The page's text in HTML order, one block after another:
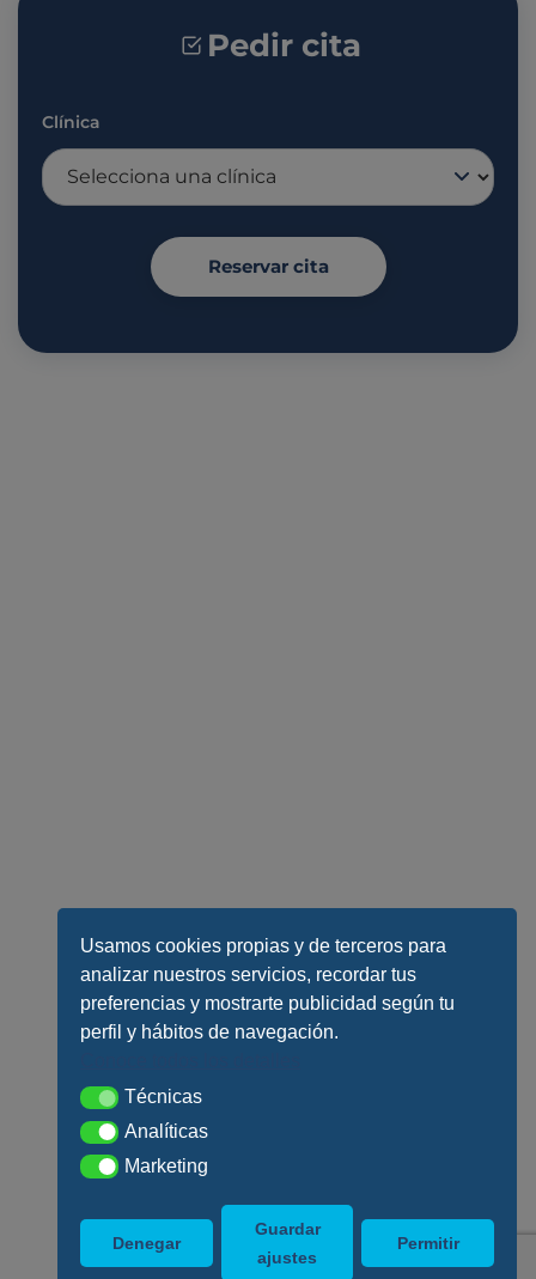
Pedir cita
Clínica
Reservar cita
Usamos cookies propias y de terceros para
analizar nuestros servicios, recordar tus
preferencias y mostrarte publicidad según tu
perfil y hábitos de navegación.
TécnicasTécnicas
AnalíticasAnalíticas
MarketingMarketing
Denegar
Guardar
ajustes
Permitir